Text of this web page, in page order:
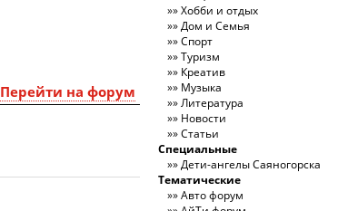
Перейти на форум
Хобби и отдых
Дом и Семья
Спорт
Туризм
Креатив
Музыка
Литература
Новости
Статьи
Специальные
Дети-ангелы Саяногорска
Тематические
Авто форум